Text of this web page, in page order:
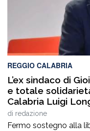
REGGIO CALABRIA
L’ex sindaco di
e totale
Calabria Luigi
di redazione
Fermo sostegno alla